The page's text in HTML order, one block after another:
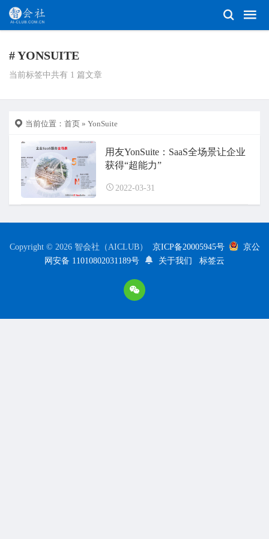
# YONSUITE
当前标签中共有 1 篇文章
当前位置： 首页 » YonSuite
用友YonSuite：SaaS全场景让企业
获得“超能力”
2022-03-31
Copyright © 2026 智会社（AICLUB） 京ICP备20005945号
京公
网安备 11010802031189号
关于我们 标签云